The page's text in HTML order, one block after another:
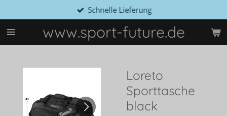
Hauptinhalt
springen
www.sport-future.de
Schnelle Lieferung
Loreto
Sporttasche
black